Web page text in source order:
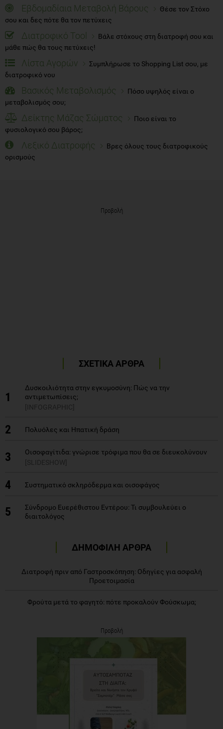
Εβδομαδίαια Μεταβολή Βάρους
Θέσε τον Στόχο
σου και δες πότε θα τον πετύχεις
Διατροφικό Tool
Βάλε στόχους στη διατροφή σου και
μάθε πώς θα τους πετύχεις!
Λίστα Αγορών
Συμπλήρωσε το Shopping List σου, με
διατροφικό νου
Βασικός Μεταβολισμός
Πόσο υψηλός είναι ο
μεταβολισμός σου;
Δείκτης Μάζας Σώματος
Ποιο είναι το
φυσιολογικό σου βάρος;
Λεξικό Διατροφής
Βρες όλους τους διατροφικούς
ορισμούς
Προβολή
ΣΧΕΤΙΚΑ ΑΡΘΡΑ
1
Δυσκοιλιότητα στην εγκυμοσύνη: Πώς να την
αντιμετωπίσεις;
[INFOGRAPHIC]
2 Πολυόλες και Ηπατική δράση
3
Οισοφαγίτιδα: γνώρισε τρόφιμα που θα σε διευκολύνουν
[SLIDESHOW]
4 Συστηματικό σκληρόδερμα και οισοφάγος
5
Σύνδρομο Ευερέθιστου Εντέρου: Τι συμβουλεύει ο
διαιτολόγος
ΔΗΜΟΦΙΛΗ ΑΡΘΡΑ
Διατροφή πριν από Γαστροσκόπηση: Οδηγίες για ασφαλή
Προετοιμασία
Φρούτα μετά το φαγητό: πότε προκαλούν Φούσκωμα;
Προβολή